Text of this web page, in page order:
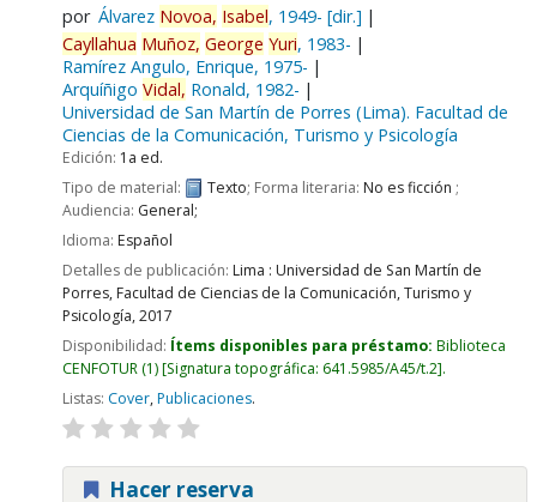
por Álvarez Novoa, Isabel, 1949- [dir.]
Cayllahua Muñoz, George Yuri, 1983-
Ramírez Angulo, Enrique, 1975-
Arquíñigo Vidal, Ronald, 1982-
Universidad de San Martín de Porres (Lima). Facultad de
Ciencias de la Comunicación, Turismo y Psicología
Edición: 1a ed.
Tipo de material:
Texto; Forma literaria: No es ficción ;
Audiencia: General;
Idioma: Español
Detalles de publicación: Lima : Universidad de San Martín de
Porres, Facultad de Ciencias de la Comunicación, Turismo y
Psicología,2017
Disponibilidad: Ítems disponibles para préstamo: Biblioteca
CENFOTUR(1) Signatura topográfica: 641.5985/A45/t.2 .
Listas: Cover,Publicaciones.
Hacer reserva